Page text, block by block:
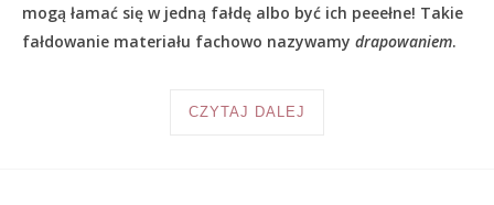
mogą łamać się w jedną fałdę albo być ich peeełne! Takie
fałdowanie materiału fachowo nazywamy drapowaniem.
CZYTAJ DALEJ